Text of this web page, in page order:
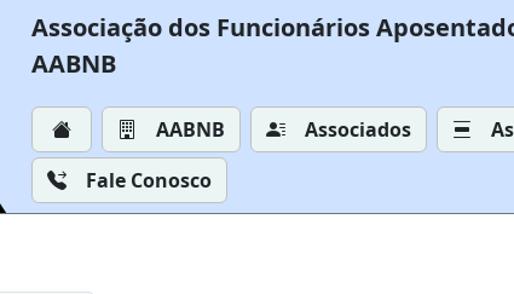
Associação dos Funcionários
AABNB
AABNB Associados
Fale Conosco